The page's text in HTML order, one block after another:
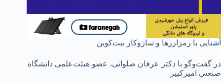
آشنایی با رمزارزها و سازوکار بیت‌کوین
در گفت‌وگو با دکتر عرفان صلواتی، عضو هیئت‌علمی دانشگاه
صنعتی امیرکبیر